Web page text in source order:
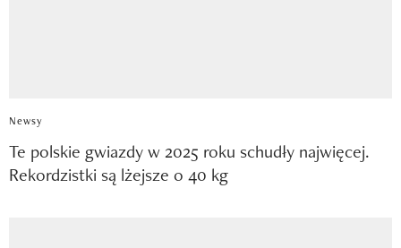
Newsy
Te polskie gwiazdy w 2025 roku schudły najwięcej.
Rekordzistki są lżejsze o 40 kg